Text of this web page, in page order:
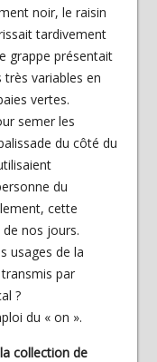
noir, le raisin
tardivement
grappe présentait
variables en
vertes.
semer les
du côté du
du
cette
nos jours.
usages de la
par
?
du « on ».
collection de